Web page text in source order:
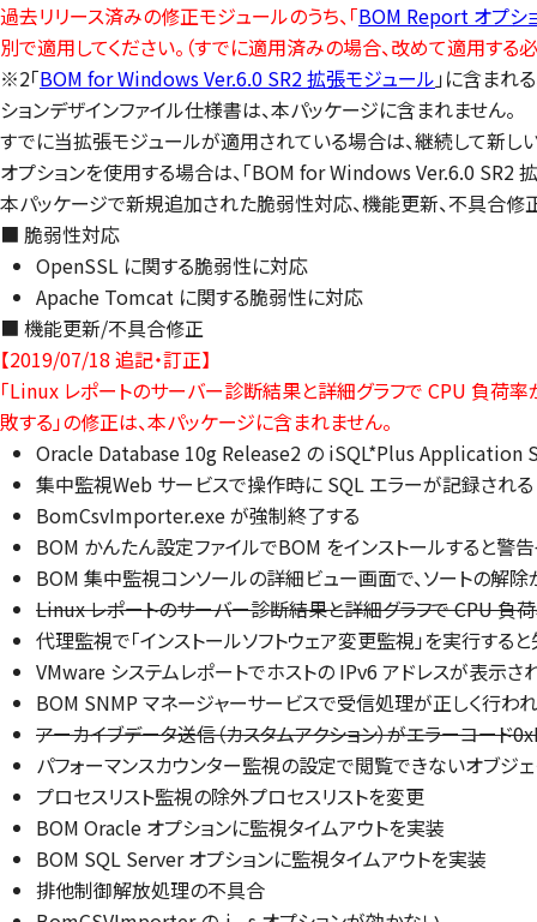
過去リリース済みの修正モジュールのうち、「BOM Report オプシ
別で適用してください。（すでに適用済みの場合、改めて適用する
※2「BOM for Windows Ver.6.0 SR2 拡張モジュール」に含まれ
ションデザインファイル仕様書は、本パッケージに含まれません。
すでに当拡張モジュールが適用されている場合は、継続して新
オプションを使用する場合は、「BOM for Windows Ver.6.0 SR2
本パッケージで新規追加された脆弱性対応、機能更新、不具合修
■ 脆弱性対応
OpenSSL に関する脆弱性に対応
Apache Tomcat に関する脆弱性に対応
■ 機能更新/不具合修正
【2019/07/18 追記・訂正】
「Linux レポートのサーバー診断結果と詳細グラフで CPU 負荷率
敗する」の修正は、本パッケージに含まれません。
Oracle Database 10g Release2 の iSQL*Plus Application
集中監視Web サービスで操作時に SQL エラーが記録される
BomCsvImporter.exe が強制終了する
BOM かんたん設定ファイルでBOM をインストールすると警
BOM 集中監視コンソールの詳細ビュー画面で、ソートの解
Linux レポートのサーバー診断結果と詳細グラフで CPU 負
代理監視で「インストールソフトウェア変更監視」を実行する
VMware システムレポートでホストの IPv6 アドレスが表示さ
BOM SNMP マネージャーサービスで受信処理が正しく行わ
アーカイブデータ送信（カスタムアクション）がエラーコード
パフォーマンスカウンター監視の設定で閲覧できないオブジ
プロセスリスト監視の除外プロセスリストを変更
BOM Oracle オプションに監視タイムアウトを実装
BOM SQL Server オプションに監視タイムアウトを実装
排他制御解放処理の不具合